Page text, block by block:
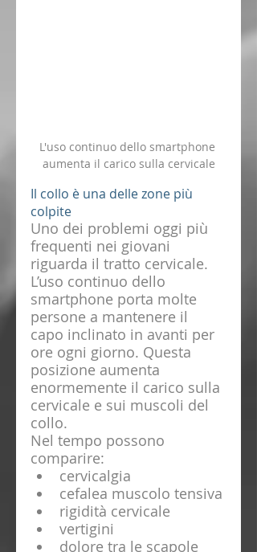
L'uso continuo dello smartphone
aumenta il carico sulla cervicale
Il collo è una delle zone più
colpite
Uno dei problemi oggi più
frequenti nei giovani
riguarda il tratto cervicale.
L’uso continuo dello
smartphone porta molte
persone a mantenere il
capo inclinato in avanti per
ore ogni giorno. Questa
posizione aumenta
enormemente il carico sulla
cervicale e sui muscoli del
collo.
Nel tempo possono
comparire:
cervicalgia
cefalea muscolo tensiva
rigidità cervicale
vertigini
dolore tra le scapole